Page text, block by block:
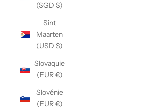
(SGD $)
Sint
Maarten
(USD $)
Slovaquie
(EUR €)
Slovénie
(EUR €)